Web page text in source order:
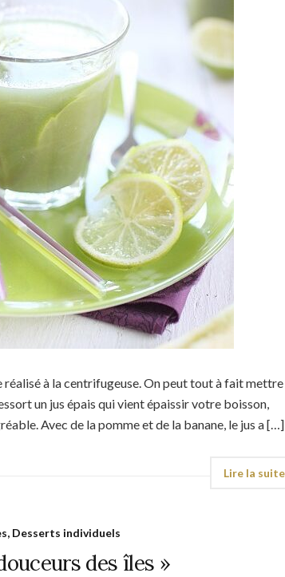
réalisé à la centrifugeuse. On peut tout à fait mettre
un jus épais qui vient épaissir votre boisson,
Avec de la pomme et de la banane, le jus a […]
Desserts individuels
des îles »